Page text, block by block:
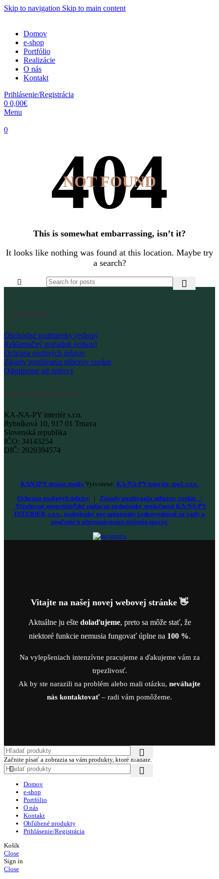
Skip to navigation Skip to main content
Domov
e-shop
Portfólio
Realizácie
O nás
Kontakt
Prihlásenie/Registrácia
0 0,00€
Menu
0
NOT FOUND
This is somewhat embarrassing, isn’t it?
It looks like nothing was found at this location. Maybe try
a search?
PODMIENKY
Obchodné podmienky (eshop)
Reklamačný poriadok (eshop)
Ochrana osobných údajov
Zásady používania súborov cookie
Odstúpenie od zmluvy
FAKTURAČNÉ ÚDAJE
KA-NA-PY interiér s.r.o.
Rybníková 10, 917 01 Trnava
Slovenská republika
IČO: 34143254
DIČ: 2020394574
KANAPY design studio Vytvorené: KA-NA-PY interiér, spol. s.r.o.
Ochrana osobných údajov | Zásady používania súborov cookie |
Všeobecné spotrebiteľské zmluvné podmienky spoločnosti KA-NA-PY
INTERIÉR, s.r.o., podmienky pre uplatnenie zodpovednosti za vady a
poučenie k alternatívnemu riešeniu sporov
Vitajte na našej novej webovej stránke 👋
Aktuálne ju ešte dolaďujeme, preto sa môže stať, že
niektoré funkcie nemusia fungovať úplne na 100 %.
Na vylepšeniach intenzívne pracujeme a ďakujeme vám za
trpezlivosť.
Ak by ste narazili na problém alebo mali otázku, neváhajte
nás kontaktovať – radi vám pomôžeme.
Začnite písať a zobrazia sa vám produkty, ktoré hľadáte.
Domov
e-shop
Portfólio
O nás
Kontakt
Obľúbené produkty
Prihlásenie/Registrácia
Košík
Close
Sign in
Close